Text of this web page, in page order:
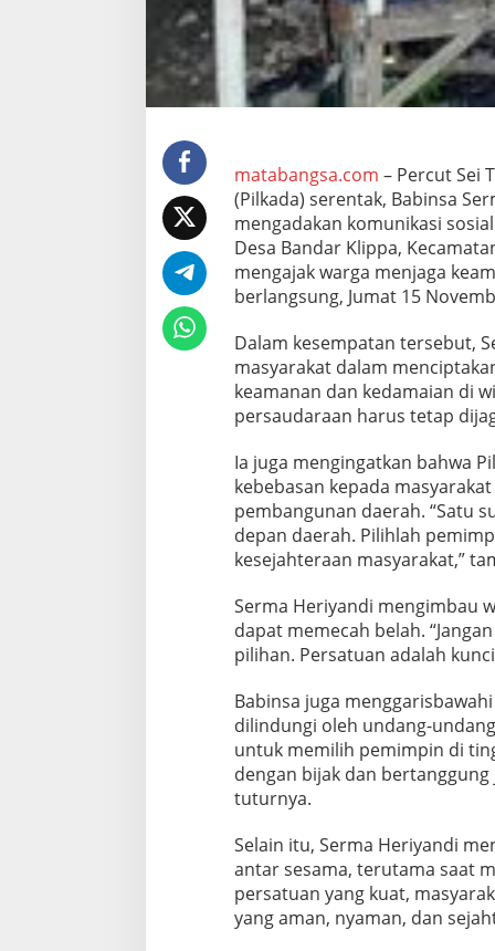
a
g
a
K
o
n
s
i
v
i
t
a
s
J
l
a
n
g
P
l
k
a
d
a
matabangsa.com – Percut Sei
(Pilkada) serentak, Babinsa
mengadakan komunikasi
Desa Bandar Klippa,
mengajak warga menjaga
berlangsung, Jumat 15
Dalam kesempatan tersebut,
masyarakat dalam
keamanan dan kedamaian di
persaudaraan harus tetap
Ia juga mengingatkan bahwa
kebebasan kepada
pembangunan daerah. “Satu
depan daerah. Pilihlah
kesejahteraan masyarakat,”
Serma Heriyandi mengimbau
dapat memecah belah.
pilihan. Persatuan adalah
Babinsa juga
dilindungi oleh undang-
untuk memilih pemimpin di
dengan bijak dan
tuturnya.
Selain itu, Serma Heriyandi
antar sesama, terutama saat
persatuan yang kuat,
yang aman, nyaman, dan